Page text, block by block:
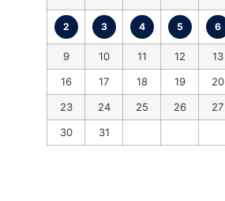
2 3 4 5 6
9 10 11 12 13
16
17 18 19 20
23
24 25 26 27
30
31